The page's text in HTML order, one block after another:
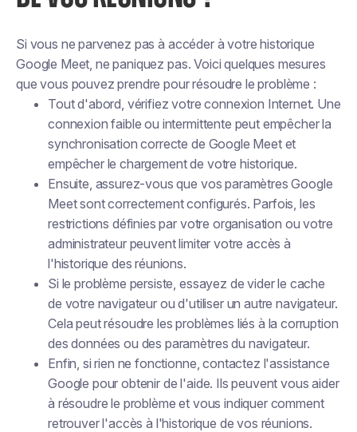
Si vous ne parvenez pas à accéder à votre historique
Google Meet, ne paniquez pas. Voici quelques mesures
que vous pouvez prendre pour résoudre le problème :
Tout d'abord, vérifiez votre connexion Internet. Une
connexion faible ou intermittente peut empêcher la
synchronisation correcte de Google Meet et
empêcher le chargement de votre historique.
Ensuite, assurez-vous que vos paramètres Google
Meet sont correctement configurés. Parfois, les
restrictions définies par votre organisation ou votre
administrateur peuvent limiter votre accès à
l'historique des réunions.
Si le problème persiste, essayez de vider le cache
de votre navigateur ou d'utiliser un autre navigateur.
Cela peut résoudre les problèmes liés à la corruption
des données ou des paramètres du navigateur.
Enfin, si rien ne fonctionne, contactez l'assistance
Google pour obtenir de l'aide. Ils peuvent vous aider
à résoudre le problème et vous indiquer comment
retrouver l'accès à l'historique de vos réunions.